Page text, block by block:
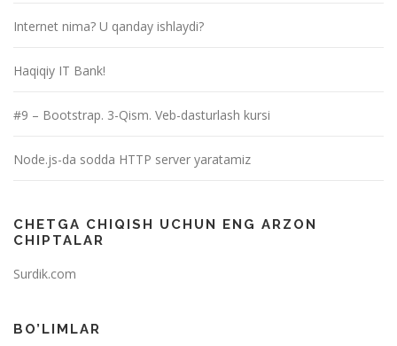
Internet nima? U qanday ishlaydi?
Haqiqiy IT Bank!
#9 – Bootstrap. 3-Qism. Veb-dasturlash kursi
Node.js-da sodda HTTP server yaratamiz
CHETGA CHIQISH UCHUN ENG ARZON
CHIPTALAR
Surdik.com
BO’LIMLAR